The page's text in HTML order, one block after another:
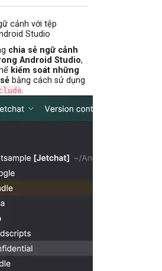
cảnh với tệp
Studio
chia sẻ ngữ cảnh
Android Studio,
kiểm soát những
bằng cách sử dụng
.